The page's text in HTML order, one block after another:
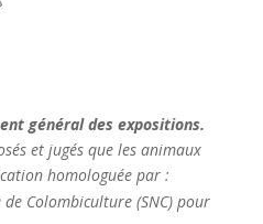
général des expositions.
et jugés que les animaux
homologuée par :
Colombiculture (SNC) pour